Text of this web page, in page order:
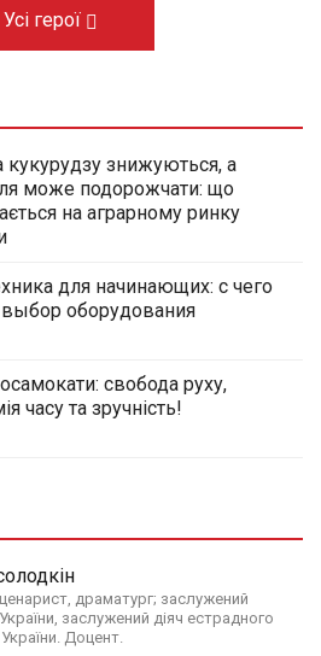
Усі герої
кукурудзу знижуються, а
може подорожчати: що
на аграрному ринку
для начинающих: с чего
выбор оборудования
свобода руху,
часу та зручність!
драматург; заслужений
заслужений діяч естрадного
Доцент.